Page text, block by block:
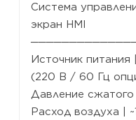
Система
экран HMI
Источник
(220 В / 60 Гц
Давление
Расход воздуха |